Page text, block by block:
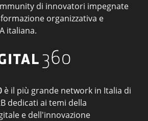
di innovatori impegnate
organizzativa e
italiana.
è il più grande network in Italia di
dedicati ai temi della
e dell'innovazione